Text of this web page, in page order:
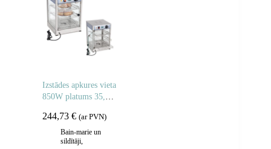
Izstādes apkures vieta
850W platums 35,5
244,73 € (ar PVN)
Bain-marie un
sildītāji,